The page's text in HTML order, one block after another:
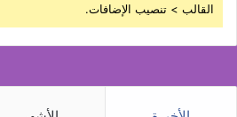
القالب > تنصيب الإضافات.